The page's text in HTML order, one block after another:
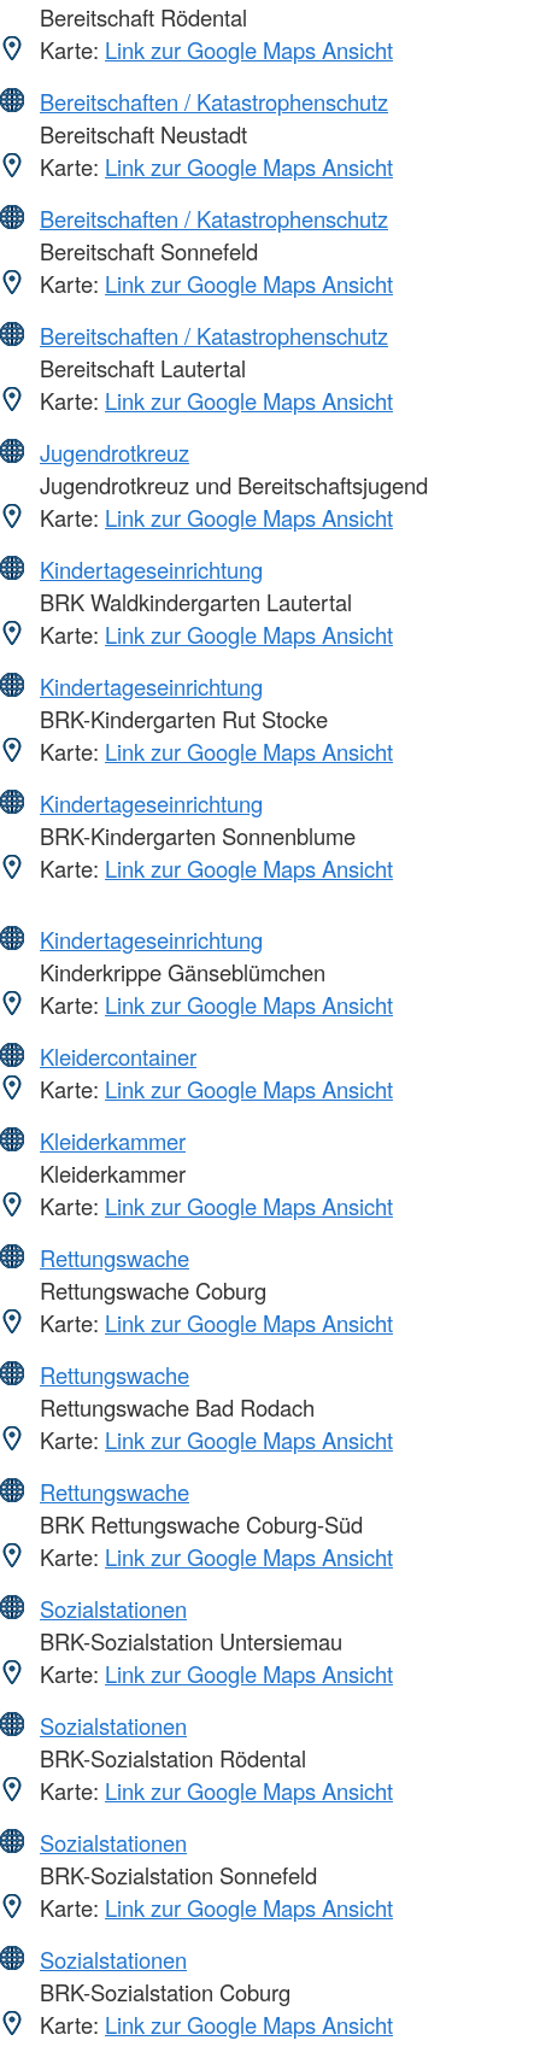
Bereitschaft Rödental
Karte: Link zur Google Maps Ansicht
Bereitschaften / Katastrophenschutz
Bereitschaft Neustadt
Karte: Link zur Google Maps Ansicht
Bereitschaften / Katastrophenschutz
Bereitschaft Sonnefeld
Karte: Link zur Google Maps Ansicht
Bereitschaften / Katastrophenschutz
Bereitschaft Lautertal
Karte: Link zur Google Maps Ansicht
Jugendrotkreuz
Jugendrotkreuz und Bereitschaftsjugend
Karte: Link zur Google Maps Ansicht
Kindertageseinrichtung
BRK Waldkindergarten Lautertal
Karte: Link zur Google Maps Ansicht
Kindertageseinrichtung
BRK-Kindergarten Rut Stocke
Karte: Link zur Google Maps Ansicht
Kindertageseinrichtung
BRK-Kindergarten Sonnenblume
Karte: Link zur Google Maps Ansicht
Kindertageseinrichtung
Kinderkrippe Gänseblümchen
Karte: Link zur Google Maps Ansicht
Kleidercontainer
Karte: Link zur Google Maps Ansicht
Kleiderkammer
Kleiderkammer
Karte: Link zur Google Maps Ansicht
Rettungswache
Rettungswache Coburg
Karte: Link zur Google Maps Ansicht
Rettungswache
Rettungswache Bad Rodach
Karte: Link zur Google Maps Ansicht
Rettungswache
BRK Rettungswache Coburg-Süd
Karte: Link zur Google Maps Ansicht
Sozialstationen
BRK-Sozialstation Untersiemau
Karte: Link zur Google Maps Ansicht
Sozialstationen
BRK-Sozialstation Rödental
Karte: Link zur Google Maps Ansicht
Sozialstationen
BRK-Sozialstation Sonnefeld
Karte: Link zur Google Maps Ansicht
Sozialstationen
BRK-Sozialstation Coburg
Karte: Link zur Google Maps Ansicht